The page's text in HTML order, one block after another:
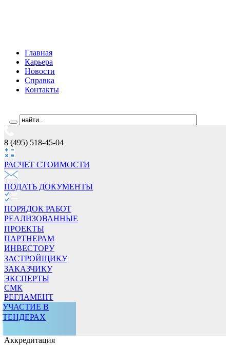
Главная
Карьера
Новости
Справка
Контакты
8 (495) 518-45-04
РАСЧЕТ СТОИМОCТИ
ПОДАТЬ ДОКУМЕНТЫ
ПОРЯДОК РАБОТ
РЕАЛИЗОВАННЫЕ
ПРОЕКТЫ
ПАРТНЕРАМ
ИНВЕСТОРУ
ЗАСТРОЙЩИКУ
ЗАКАЗЧИКУ
ЭКСПЕРТЫ
СМК
РЕГЛАМЕНТ
УЧАСТИЕ В
ТЕНДЕРАХ
Аккредитация